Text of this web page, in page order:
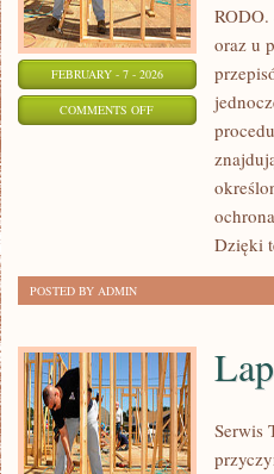
FEBRUARY - 7 - 2026
COMMENTS OFFON
INSPEKTOR
oraz u
Dzięki
POSTED BY ADMIN
Serwis